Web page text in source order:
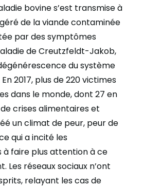
bovine s’est transmise à
de la viande contaminée
par des symptômes
de Creutzfeldt-Jakob,
du système
2017, plus de 220 victimes
dans le monde, dont 27 en
crises alimentaires et
un climat de peur, peur de
qui a incité les
faire plus attention à ce
Les réseaux sociaux n’ont
relayant les cas de